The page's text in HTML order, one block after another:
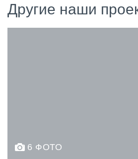
Другие наши
6 ФОТО